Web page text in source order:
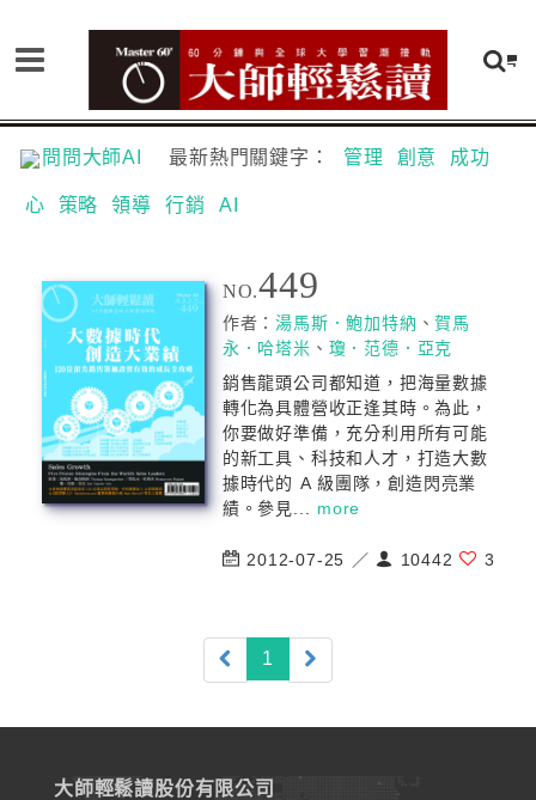
問問大師AI 最新熱門關鍵字： 管理 創意 成功
心 策略 領導 行銷 AI
NO.449
作者：湯馬斯．鮑加特納 、賀馬
永．哈塔米 、 瓊．范德．亞克
銷售龍頭公司都知道，把海量數據
轉化為具體營收正逢其時。為此，
你要做好準備，充分利用所有可能
的新工具、科技和人才，打造大數
據時代的 A 級團隊，創造閃亮業
績。參見... more
2012-07-25 ／ 10442 3
1 (current)
大師輕鬆讀股份有限公司